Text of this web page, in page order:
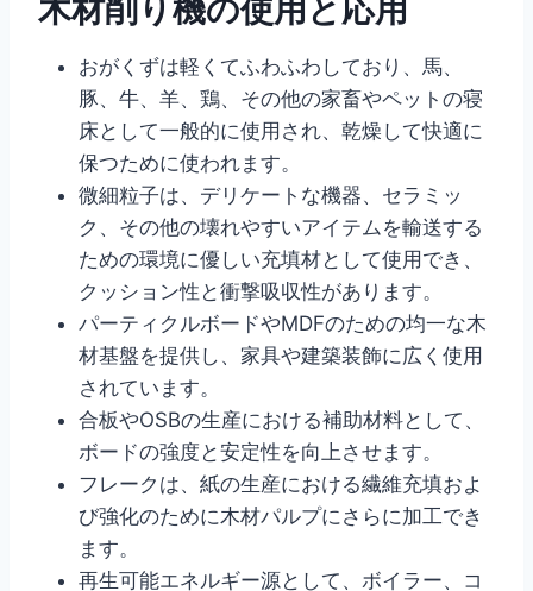
木材削り機の使用と応用
おがくずは軽くてふわふわしており、馬、
豚、牛、羊、鶏、その他の家畜やペットの寝
床として一般的に使用され、乾燥して快適に
保つために使われます。
微細粒子は、デリケートな機器、セラミッ
ク、その他の壊れやすいアイテムを輸送する
ための環境に優しい充填材として使用でき、
クッション性と衝撃吸収性があります。
パーティクルボードやMDFのための均一な木
材基盤を提供し、家具や建築装飾に広く使用
されています。
合板やOSBの生産における補助材料として、
ボードの強度と安定性を向上させます。
フレークは、紙の生産における繊維充填およ
び強化のために木材パルプにさらに加工でき
ます。
再生可能エネルギー源として、ボイラー、コ